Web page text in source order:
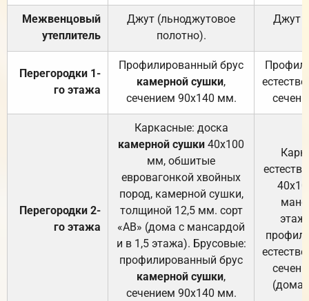
Межвенцовый
утеплитель
Джут (льноджутовое
полотно).
Джут
Перегородки 1-
го этажа
Профилированный брус
камерной сушки,
сечением 90х140 мм.
Перегородки 2-
го этажа
Каркасные: доска
камерной сушки 40х100
мм, обшитые
евровагонкой хвойных
пород, камерной сушки,
толщиной 12,5 мм. сорт
«АВ» (дома с мансардой
и в 1,5 этажа). Брусовые:
профилированный брус
камерной сушки,
сечением 90х140 мм.
(дома